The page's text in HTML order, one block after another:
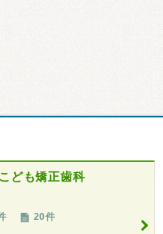
ども矯正歯科
20件